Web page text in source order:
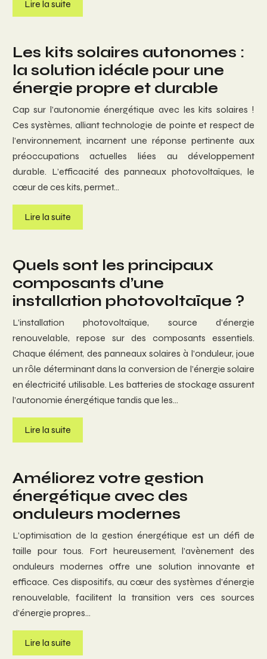
Lire la suite
Les kits solaires autonomes :
la solution idéale pour une
énergie propre et durable
Cap sur l’autonomie énergétique avec les kits solaires !
Ces systèmes, alliant technologie de pointe et respect de
l’environnement, incarnent une réponse pertinente aux
préoccupations actuelles liées au développement
durable. L’efficacité des panneaux photovoltaïques, le
cœur de ces kits, permet…
Lire la suite
Quels sont les principaux
composants d’une
installation photovoltaïque ?
L’installation photovoltaïque, source d’énergie
renouvelable, repose sur des composants essentiels.
Chaque élément, des panneaux solaires à l’onduleur, joue
un rôle déterminant dans la conversion de l’énergie solaire
en électricité utilisable. Les batteries de stockage assurent
l’autonomie énergétique tandis que les…
Lire la suite
Améliorez votre gestion
énergétique avec des
onduleurs modernes
L’optimisation de la gestion énergétique est un défi de
taille pour tous. Fort heureusement, l’avènement des
onduleurs modernes offre une solution innovante et
efficace. Ces dispositifs, au cœur des systèmes d’énergie
renouvelable, facilitent la transition vers ces sources
d’énergie propres…
Lire la suite